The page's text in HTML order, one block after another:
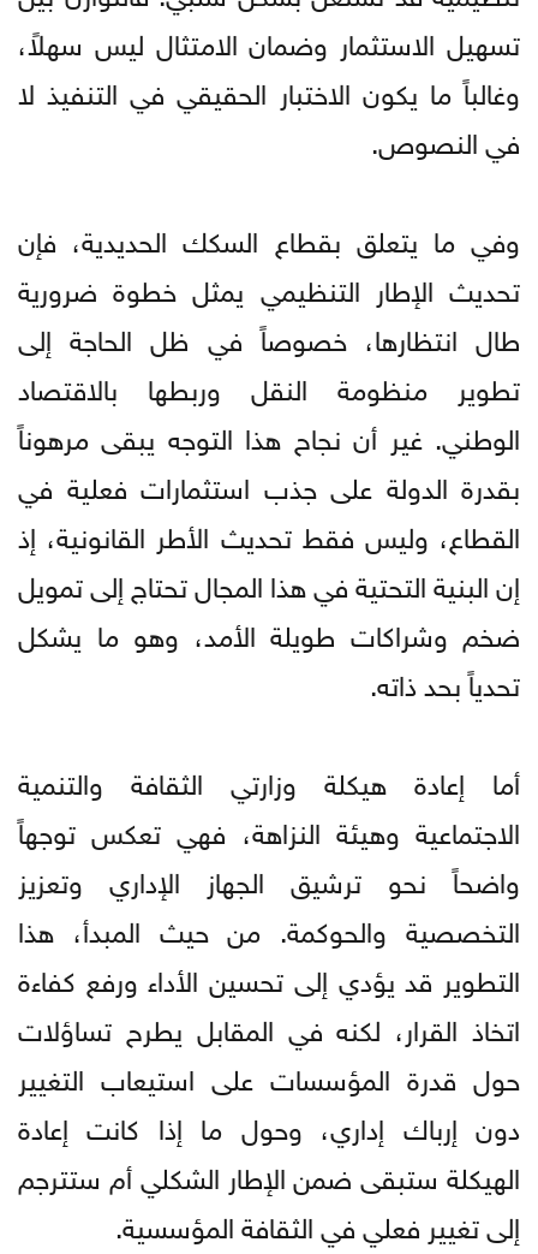
تسهيل الاستثمار وضمان الامتثال ليس سهلاً،
وغالباً ما يكون الاختبار الحقيقي في التنفيذ لا
في النصوص.
وفي ما يتعلق بقطاع السكك الحديدية، فإن
تحديث الإطار التنظيمي يمثل خطوة ضرورية
طال انتظارها، خصوصاً في ظل الحاجة إلى
تطوير منظومة النقل وربطها بالاقتصاد
الوطني. غير أن نجاح هذا التوجه يبقى مرهوناً
بقدرة الدولة على جذب استثمارات فعلية في
القطاع، وليس فقط تحديث الأطر القانونية، إذ
إن البنية التحتية في هذا المجال تحتاج إلى تمويل
ضخم وشراكات طويلة الأمد، وهو ما يشكل
تحدياً بحد ذاته.
أما إعادة هيكلة وزارتي الثقافة والتنمية
الاجتماعية وهيئة النزاهة، فهي تعكس توجهاً
واضحاً نحو ترشيق الجهاز الإداري وتعزيز
التخصصية والحوكمة. من حيث المبدأ، هذا
التطوير قد يؤدي إلى تحسين الأداء ورفع كفاءة
اتخاذ القرار، لكنه في المقابل يطرح تساؤلات
حول قدرة المؤسسات على استيعاب التغيير
دون إرباك إداري، وحول ما إذا كانت إعادة
الهيكلة ستبقى ضمن الإطار الشكلي أم ستترجم
إلى تغيير فعلي في الثقافة المؤسسية.